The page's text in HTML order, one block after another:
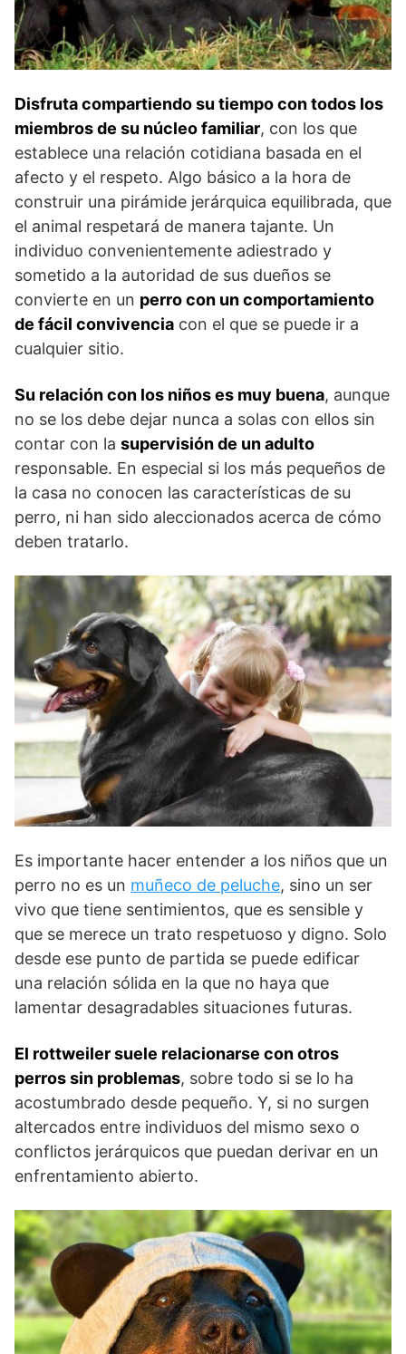
Disfruta compartiendo su tiempo con todos los
miembros de su núcleo familiar, con los que
establece una relación cotidiana basada en el
afecto y el respeto. Algo básico a la hora de
construir una pirámide jerárquica equilibrada, que
el animal respetará de manera tajante. Un
individuo convenientemente adiestrado y
sometido a la autoridad de sus dueños se
convierte en un perro con un comportamiento
de fácil convivencia con el que se puede ir a
cualquier sitio.
Su relación con los niños es muy buena, aunque
no se los debe dejar nunca a solas con ellos sin
contar con la supervisión de un adulto
responsable. En especial si los más pequeños de
la casa no conocen las características de su
perro, ni han sido aleccionados acerca de cómo
deben tratarlo.
Es importante hacer entender a los niños que un
perro no es un muñeco de peluche, sino un ser
vivo que tiene sentimientos, que es sensible y
que se merece un trato respetuoso y digno. Solo
desde ese punto de partida se puede edificar
una relación sólida en la que no haya que
lamentar desagradables situaciones futuras.
El rottweiler suele relacionarse con otros
perros sin problemas, sobre todo si se lo ha
acostumbrado desde pequeño. Y, si no surgen
altercados entre individuos del mismo sexo o
conflictos jerárquicos que puedan derivar en un
enfrentamiento abierto.